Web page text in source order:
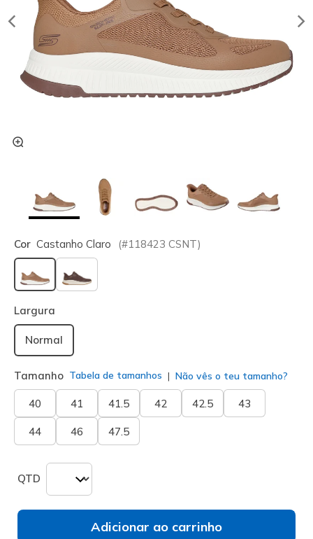
Cor Castanho Claro (#118423 CSNT)
selecionado
Largura
Normal
Tamanho Tabela de tamanhos Não vês o teu tamanho?
40 41 41.5 42 42.5 43
44 46 47.5
QTD
Adicionar ao carrinho